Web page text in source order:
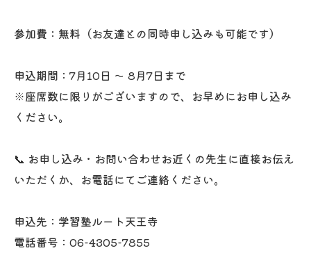
参加費：無料（お友達との同時申し込みも可能です）
申込期間：7月10日 〜 8月7日まで
※座席数に限りがございますので、お早めにお申し込み
ください。
📞 お申し込み・お問い合わせお近くの先生に直接お伝え
いただくか、お電話にてご連絡ください。
申込先：学習塾ルート天王寺
電話番号：06-4305-7855